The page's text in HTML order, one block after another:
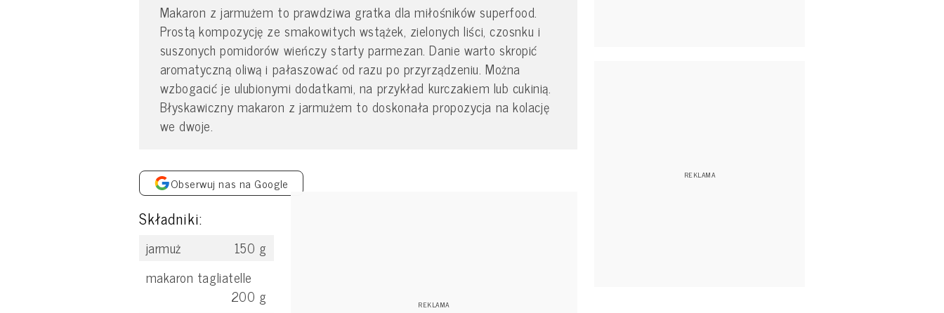
Makaron z jarmużem to prawdziwa gratka dla miłośników superfood.
Prostą kompozycję ze smakowitych wstążek, zielonych liści, czosnku i
suszonych pomidorów wieńczy starty parmezan. Danie warto skropić
aromatyczną oliwą i pałaszować od razu po przyrządzeniu. Można
wzbogacić je ulubionymi dodatkami, na przykład kurczakiem lub cukinią.
Błyskawiczny makaron z jarmużem to doskonała propozycja na kolację
we dwoje.
Obserwuj nas na Google
Składniki:
jarmuż 150 g
makaron tagliatelle
200 g